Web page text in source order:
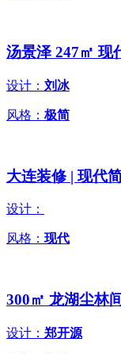
汤景泽 247㎡ 现
设计： 刘冰
风格： 极简
大连装修 | 现代
设计：
风格： 现代
300㎡ 龙湖尘林
设计： 郑开源